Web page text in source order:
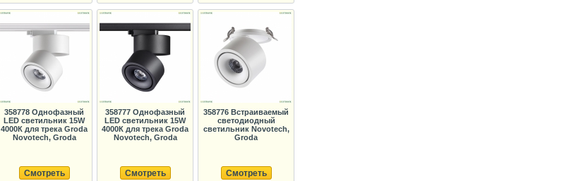
358778 Однофазный
LED светильник 15W
4000К для трека Groda
Novotech, Groda
Смотреть
358777 Однофазный
LED светильник 15W
4000К для трека Groda
Novotech, Groda
Смотреть
358776 Встраиваемый
светодиодный
светильник Novotech,
Groda
Смотреть